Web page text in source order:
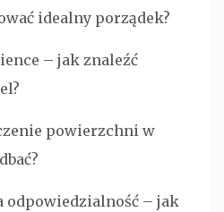
idealny porządek?
– jak znaleźć
powierzchni w
odpowiedzialność – jak